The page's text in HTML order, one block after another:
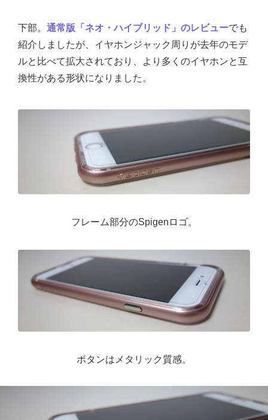
下部。 通常版「ネオ・ハイブリッド」のレビューでも
紹介しましたが、イヤホンジャック周りが去年のモデ
ルと比べて拡大されており、より多くのイヤホンと互
換性がある形状になりました。
フレーム部分のSpigenロゴ。
ボタンはメタリック質感。